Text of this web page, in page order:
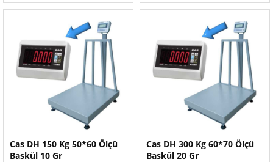
Cas DH 150 Kg 50*60 Ölçü
Baskül 10 Gr
Cas DH 300 Kg 60*70 Ölçü
Baskül 20 Gr